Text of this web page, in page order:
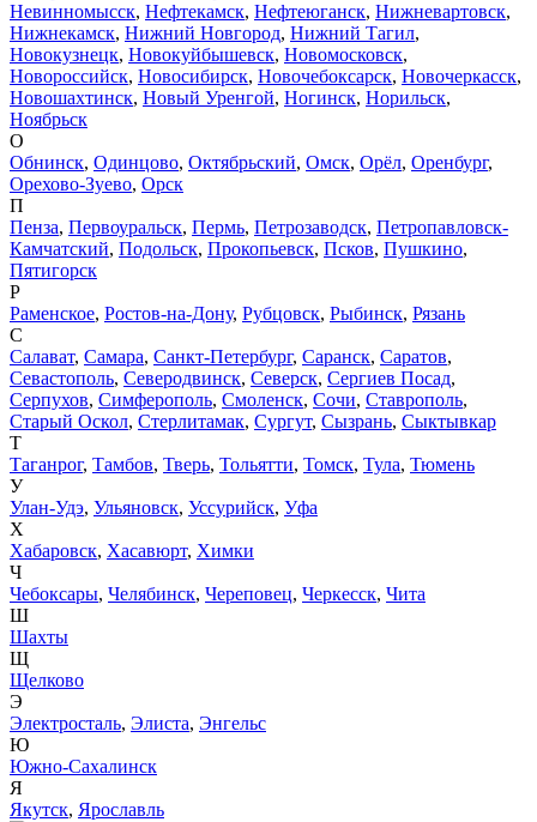
Невинномысск, Нефтекамск, Нефтеюганск, Нижневартовск,
Нижнекамск, Нижний Новгород, Нижний Тагил,
Новокузнецк, Новокуйбышевск, Новомосковск,
Новороссийск, Новосибирск, Новочебоксарск, Новочеркасск,
Новошахтинск, Новый Уренгой, Ногинск, Норильск,
Ноябрьск
О
Обнинск, Одинцово, Октябрьский, Омск, Орёл, Оренбург,
Орехово-Зуево, Орск
П
Пенза, Первоуральск, Пермь, Петрозаводск, Петропавловск-
Камчатский, Подольск, Прокопьевск, Псков, Пушкино,
Пятигорск
Р
Раменское, Ростов-на-Дону, Рубцовск, Рыбинск, Рязань
С
Салават, Самара, Санкт-Петербург, Саранск, Саратов,
Севастополь, Северодвинск, Северск, Сергиев Посад,
Серпухов, Симферополь, Смоленск, Сочи, Ставрополь,
Старый Оскол, Стерлитамак, Сургут, Сызрань, Сыктывкар
Т
Таганрог, Тамбов, Тверь, Тольятти, Томск, Тула, Тюмень
У
Улан-Удэ, Ульяновск, Уссурийск, Уфа
Х
Хабаровск, Хасавюрт, Химки
Ч
Чебоксары, Челябинск, Череповец, Черкесск, Чита
Ш
Шахты
Щ
Щелково
Э
Электросталь, Элиста, Энгельс
Ю
Южно-Сахалинск
Я
Якутск, Ярославль